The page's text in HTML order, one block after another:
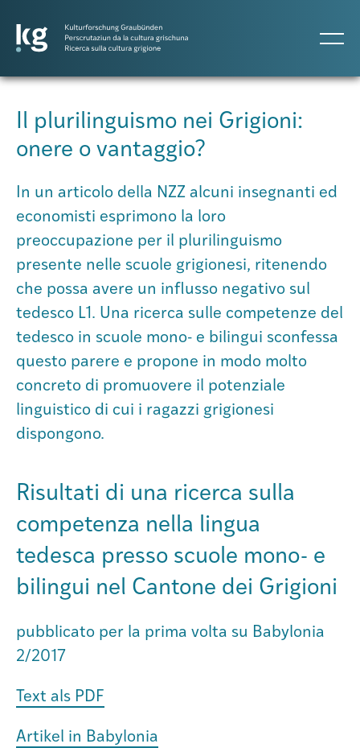
Progetti
Pubblicazioni
Persone
Agenda
Istituto
Società
Il plurilinguismo nei Grigioni:
onere o vantaggio?
In un articolo della NZZ alcuni insegnanti ed
economisti esprimono la loro
preoccupazione per il plurilinguismo
presente nelle scuole grigionesi, ritenendo
che possa avere un influsso negativo sul
tedesco L1. Una ricerca sulle competenze del
tedesco in scuole mono- e bilingui sconfessa
questo parere e propone in modo molto
concreto di promuovere il potenziale
linguistico di cui i ragazzi grigionesi
dispongono.
Risultati di una ricerca sulla
competenza nella lingua
tedesca presso scuole mono- e
bilingui nel Cantone dei Grigioni
pubblicato per la prima volta su Babylonia
2/2017
Text als PDF
Artikel in Babylonia